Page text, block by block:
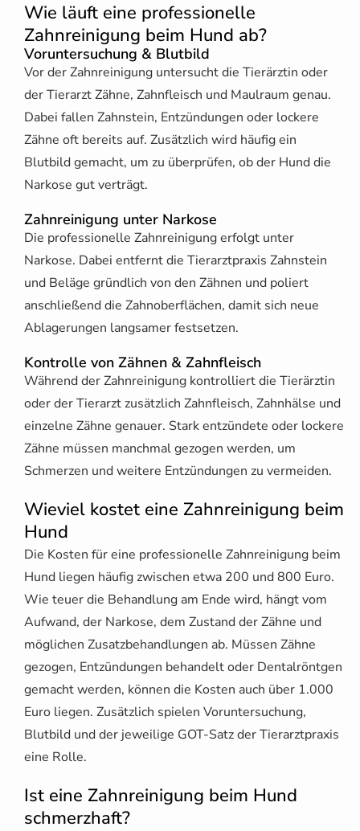
Wie läuft eine professionelle
Zahnreinigung beim Hund ab?
Voruntersuchung & Blutbild
Vor der Zahnreinigung untersucht die Tierärztin oder
der Tierarzt Zähne, Zahnfleisch und Maulraum genau.
Dabei fallen Zahnstein, Entzündungen oder lockere
Zähne oft bereits auf. Zusätzlich wird häufig ein
Blutbild gemacht, um zu überprüfen, ob der Hund die
Narkose gut verträgt.
Zahnreinigung unter Narkose
Die professionelle Zahnreinigung erfolgt unter
Narkose. Dabei entfernt die Tierarztpraxis Zahnstein
und Beläge gründlich von den Zähnen und poliert
anschließend die Zahnoberflächen, damit sich neue
Ablagerungen langsamer festsetzen.
Kontrolle von Zähnen & Zahnfleisch
Während der Zahnreinigung kontrolliert die Tierärztin
oder der Tierarzt zusätzlich Zahnfleisch, Zahnhälse und
einzelne Zähne genauer. Stark entzündete oder lockere
Zähne müssen manchmal gezogen werden, um
Schmerzen und weitere Entzündungen zu vermeiden.
Wieviel kostet eine Zahnreinigung beim
Hund
Die Kosten für eine professionelle Zahnreinigung beim
Hund liegen häufig zwischen etwa 200 und 800 Euro.
Wie teuer die Behandlung am Ende wird, hängt vom
Aufwand, der Narkose, dem Zustand der Zähne und
möglichen Zusatzbehandlungen ab. Müssen Zähne
gezogen, Entzündungen behandelt oder Dentalröntgen
gemacht werden, können die Kosten auch über 1.000
Euro liegen. Zusätzlich spielen Voruntersuchung,
Blutbild und der jeweilige GOT-Satz der Tierarztpraxis
eine Rolle.
Ist eine Zahnreinigung beim Hund
schmerzhaft?